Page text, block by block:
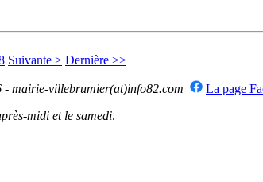
Suivante > Dernière >>
mairie-villebrumier(at)info82.com
La page
midi et le samedi.